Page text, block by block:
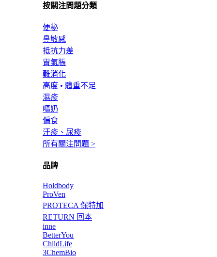
按關注問題分類
便秘
鼻敏感
抵抗力差
胃氣脹
難消化
高度 • 體重不足
濕疹
嘔奶
偏食
汗疹、尿疹
所有關注問題 >
品牌
Holdbody
ProVen
PROTECA 保特加
RETURN 回本
inne
BetterYou
ChildLife
3ChemBio